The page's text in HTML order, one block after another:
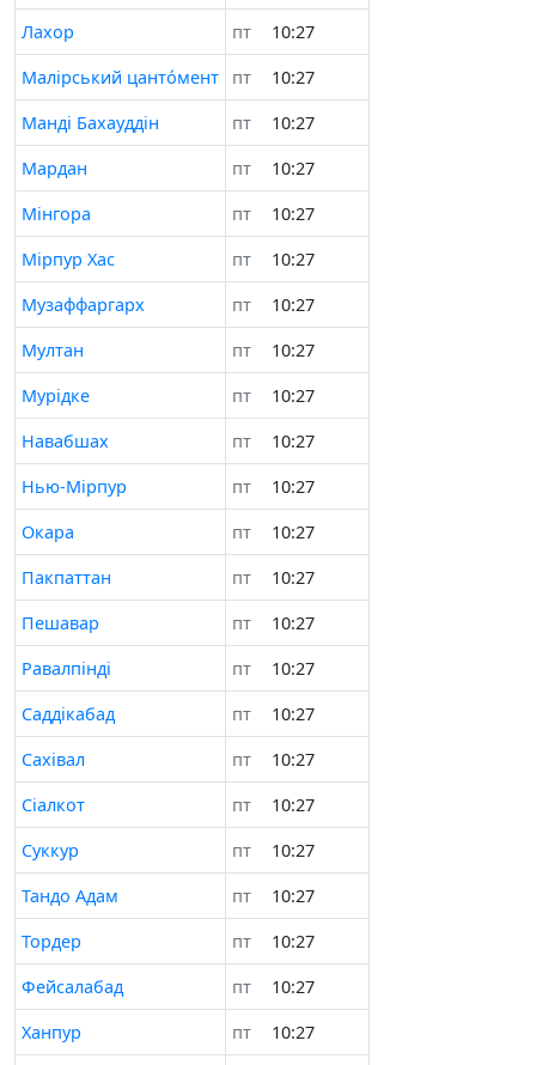
Лахор
пт
10:28
Малірський цанто́мент
пт
10:28
Манді Бахауддін
пт
10:28
Мардан
пт
10:28
Мінгора
пт
10:28
Мірпур Хас
пт
10:28
Музaффаргарх
пт
10:28
Мултан
пт
10:28
Мурідке
пт
10:28
Навабшах
пт
10:28
Нью-Мірпур
пт
10:28
Окара
пт
10:28
Пакпаттан
пт
10:28
Пешавар
пт
10:28
Равалпінді
пт
10:28
Саддікабад
пт
10:28
Сахівал
пт
10:28
Сіалкот
пт
10:28
Суккур
пт
10:28
Тандо Адам
пт
10:28
Тордер
пт
10:28
Фейсалабад
пт
10:28
Ханпур
пт
10:28